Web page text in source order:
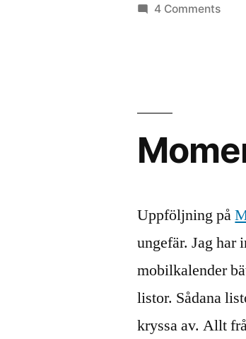
4 Commentson
Uppföljning på
ungefär. Jag har
mobilkalender
listor. Sådana
kryssa av. Allt